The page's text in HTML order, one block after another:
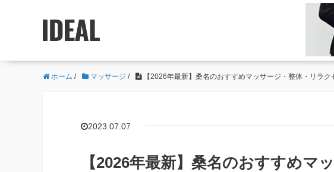
ホーム / マッサージ / 【2026年最新】桑名のおすすめマッサージ・整体・リラ
2023.07.07
【2026年最新】桑名のおすすめマ